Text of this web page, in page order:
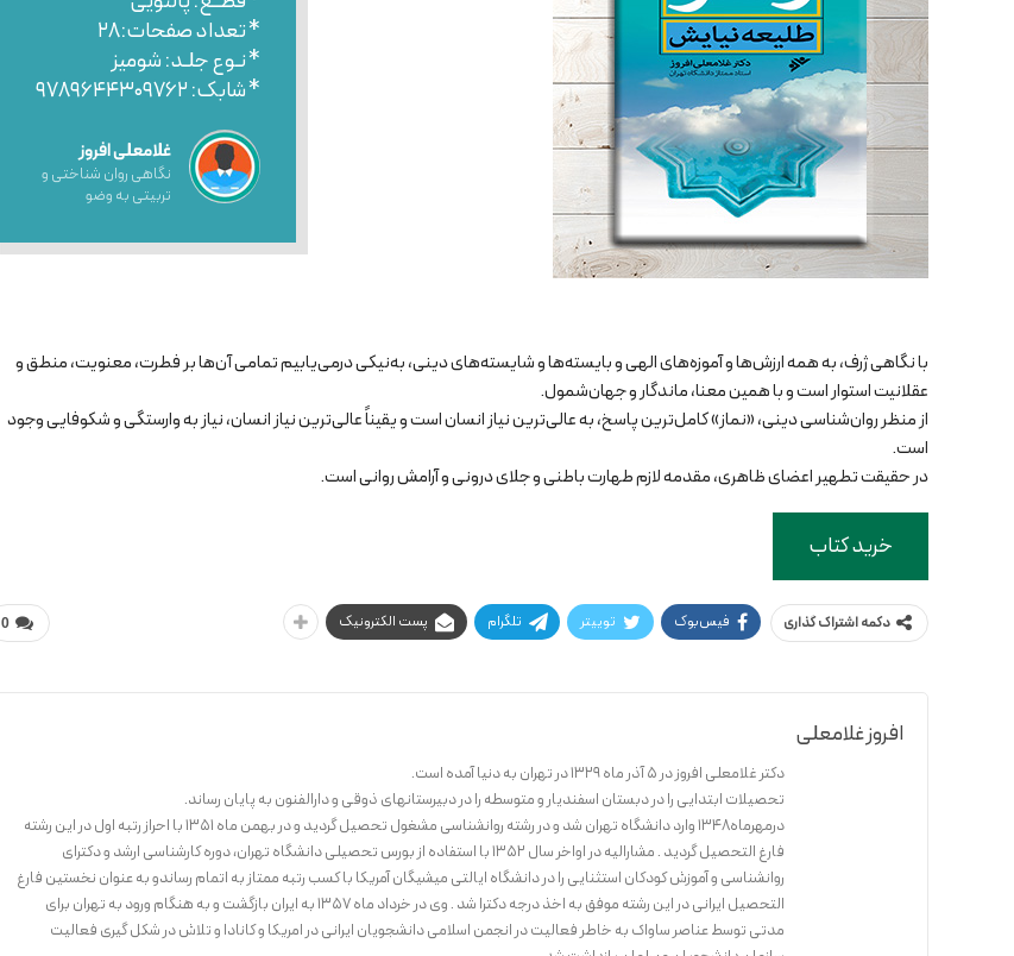
* تعداد صفحات:۲۸
* نـوع جلـد: شومیز
* شابک: ۹۷۸۹۶۴۴۳۰۹۷۶۲
غلامعلی افروز
نگاهی روان شناختی و
تربیتی به وضو
با نگاهی ژرف، به همه ارزش‌ها و آموزه‌های الهی و بایسته‌ها و شایسته‌های دینی، به‌نیکی درمی‌یابیم تمامی آن‌ها بر فطرت، معنویت، منطق و
عقلانیت استوار است و با همین معنا، ماندگار و جهان‌شمول.
از منظر روان‌شناسی دینی، «نماز» کامل‌ترین پاسخ، به عالی‌ترین نیاز انسان است و یقیناً عالی‌ترین نیاز انسان، نیاز به وارستگی و شکوفایی وجود
است.
در حقیقت تطهیر اعضای ظاهری، مقدمه لازم طهارت باطنی و جلای درونی و آرامش روانی است.
خرید کتاب
0 دکمه اشتراک گذاری فیس‌بوک توییتر تلگرام پست الکترونیک
افروز غلامعلی
دکتر غلامعلی افروز در 5 آذر ماه 1329 در تهران به دنیا آمده است.
تحصیلات ابتدایی را در دبستان اسفندیار و متوسطه را در دبیرستانهای ذوقی و دارالفنون به پایان رساند.
درمهرماه1348 وارد دانشگاه تهران شد و در رشته روانشناسی مشغول تحصیل گردید و در بهمن ماه 1351 با احراز رتبه اول در این رشته
فارغ التحصیل گردید . مشارالیه در اواخر سال 1352 با استفاده از بورس تحصیلی دانشگاه تهران، دوره کارشناسی ارشد و دکترای
روانشناسی و آموزش کودکان استثنایی را در دانشگاه ایالتی میشیگان آمریکا با کسب رتبه ممتاز به اتمام رساندو به عنوان نخستین فارغ
التحصیل ایرانی در این رشته موفق به اخذ درجه دکترا شد . وی در خرداد ماه 1357 به ایران بازگشت و به هنگام ورود به تهران برای
مدتی توسط عناصر ساواک به خاطر فعالیت در انجمن اسلامی دانشجویان ایرانی در امریکا و کانادا و تلاش در شکل گیری فعالیت